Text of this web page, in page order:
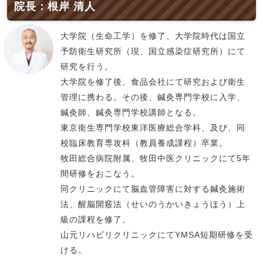
院長：根岸 清人
大学院（生命工学）を修了、大学院時代は国立
予防衛生研究所（現、国立感染症研究所）にて
研究を行う。
大学院を修了後、食品会社にて研究および衛生
管理に携わる。その後、鍼灸専門学校に入学、
鍼灸師、鍼灸専門学校講師となる。
東京衛生専門学校東洋医療総合学科、及び、同
校臨床教育専攻科（教員養成課程）卒業。
牧田総合病院附属、牧田中医クリニックにて5年
間研修をおこなう。
同クリニックにて脳血管障害に対する鍼灸施術
法、醒脳開竅法（せいのうかいきょうほう）上
級の課程を修了。
山元リハビリクリニックにてYMSA短期研修を受
ける。